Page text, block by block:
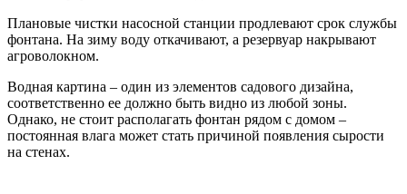
Плановые чистки насосной станции продлевают срок службы
фонтана. На зиму воду откачивают, а резервуар накрывают
агроволокном.
Водная картина – один из элементов садового дизайна,
соответственно ее должно быть видно из любой зоны.
Однако, не стоит располагать фонтан рядом с домом –
постоянная влага может стать причиной появления сырости
на стенах.